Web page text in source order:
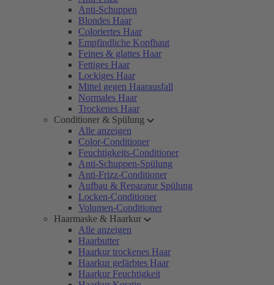
Anti-Schuppen
Blondes Haar
Coloriertes Haar
Empfindliche Kopfhaut
Feines & glattes Haar
Fettiges Haar
Lockiges Haar
Mittel gegen Haarausfall
Normales Haar
Trockenes Haar
Conditioner & Spülung
Alle anzeigen
Color-Conditioner
Feuchtigkeits-Conditioner
Anti-Schuppen-Spülung
Anti-Frizz-Conditioner
Aufbau & Reparatur Spülung
Locken-Conditioner
Volumen-Conditioner
Haarmaske & Haarkur
Alle anzeigen
Haarbutter
Haarkur trockenes Haar
Haarkur gefärbtes Haar
Haarkur Feuchtigkeit